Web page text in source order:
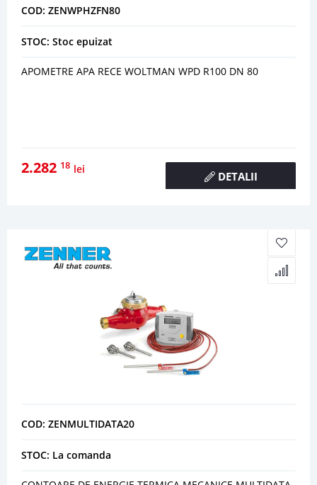
COD: ZENWPHZFN80
STOC: Stoc epuizat
APOMETRE APA RECE WOLTMAN WPD R100 DN 80
2.282 18 lei
DETALII
COD: ZENMULTIDATA20
STOC: La comanda